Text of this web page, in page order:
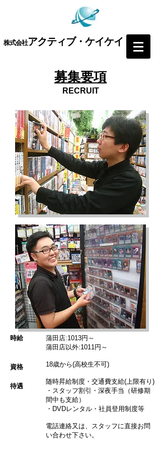
​株式会社アクティブ・ケイケイ
蒲田店:1013円～
蒲田店以外:1011円～
18歳から(高校生不可)
随時昇給制度・交通費支給(上限有り)
・スタッフ割引・ 深夜手当（研修期
間中も支給）
・DVDレンタル・ 社員登用制度等
電話連絡又は、スタッフに直接お問
い合わせ下さい。
​時給
資格
​待遇
募集要項
RECRUIT